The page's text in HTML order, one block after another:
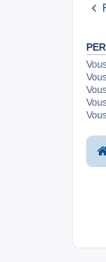
Vous
Vous
Vous
Vous
Vous